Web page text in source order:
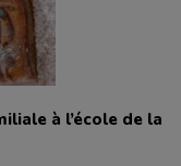
à l’école de la